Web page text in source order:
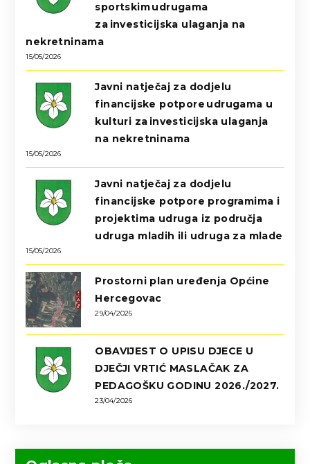
sportskim udrugama
za investicijska ulaganja na
nekretninama
15/05/2026
Javni natječaj za dodjelu
financijske potpore udrugama u
kulturi za investicijska ulaganja
na nekretninama
15/05/2026
Javni natječaj za dodjelu
financijske potpore programima i
projektima udruga iz područja
udruga mladih ili udruga za mlade
15/05/2026
Prostorni plan uređenja Općine
Hercegovac
29/04/2026
OBAVIJEST O UPISU DJECE U
DJEČJI VRTIĆ MASLAČAK ZA
PEDAGOŠKU GODINU 2026./2027.
23/04/2026